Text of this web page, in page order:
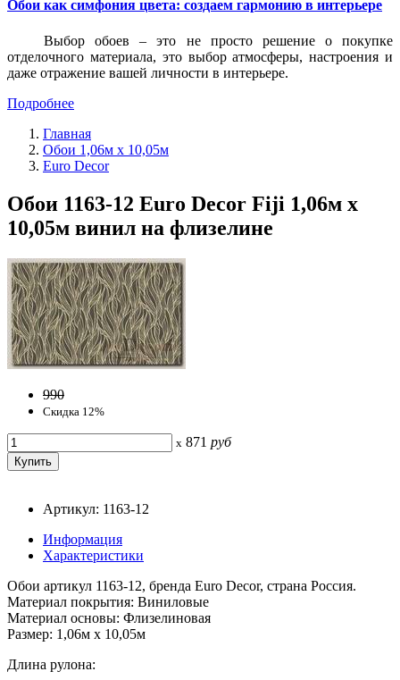
Обои как симфония цвета: создаем гармонию в интерьере
Выбор обоев – это не просто решение о покупке
отделочного материала, это выбор атмосферы, настроения и
даже отражение вашей личности в интерьере.
Подробнее
Главная
Обои 1,06м х 10,05м
Euro Decor
Обои 1163-12 Euro Decor Fiji 1,06м х
10,05м винил на флизелине
990
Скидка 12%
x 871 руб
Артикул: 1163-12
Информация
Характеристики
Обои артикул 1163-12, бренда Euro Decor, страна Россия.
Материал покрытия: Виниловые
Материал основы: Флизелиновая
Размер: 1,06м х 10,05м
Длина рулона: